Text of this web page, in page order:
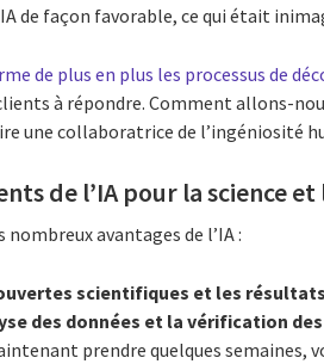
de façon favorable, ce qui était
de plus en plus les processus de
à répondre. Comment allons-
une collaboratrice de l’ingéniosité
de l’IA pour la science
nombreux avantages de l’IA :
scientifiques et les
des données et la vérification
prendre quelques semaines,